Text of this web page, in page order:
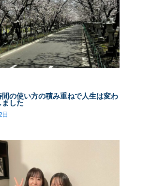
の使い方の積み重ねで人生は変わ
ました